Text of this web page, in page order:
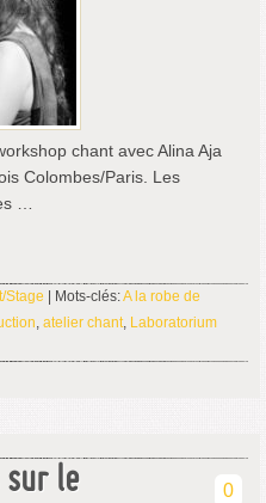
chant avec Alina Aja
Colombes/Paris. Les
…
Stage | Mots-clés:A la robe de
, atelier chant, Laboratorium
sur le
0